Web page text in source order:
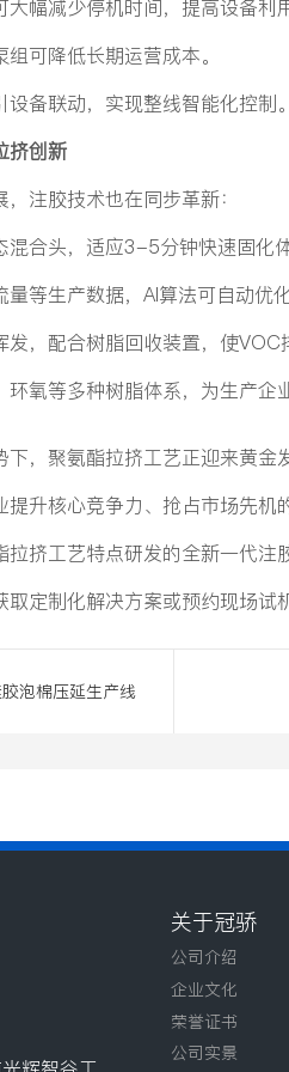
幅减少停机时间，提高设备利
可降低长期运营成本。
备联动，实现整线智能化控制。
挤创新
注胶技术也在同步革新：
合头，适应3-5分钟快速固化
等生产数据，AI算法可自动优
，配合树脂回收装置，使VOC
氧等多种树脂体系，为生产企
，聚氨酯拉挤工艺正迎来黄
升核心竞争力、抢占市场先机
挤工艺特点研发的全新一代
定制化解决方案或预约现场试
泡棉压延生产线
关于冠骄
公司介绍
企业文化
荣誉证书
公司实景